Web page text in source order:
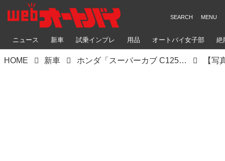
ニュース 新車 試乗インプレ 用品 オートバイ女子部 絶
HOME 新車 ホンダ「スーパーカブ C125」【サクッと読める！2026年モデル国産車図鑑】